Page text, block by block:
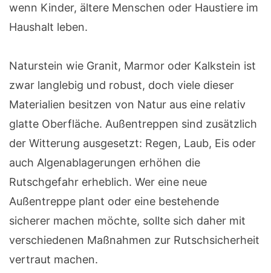
wenn Kinder, ältere Menschen oder Haustiere im
Haushalt leben.
Naturstein wie Granit, Marmor oder Kalkstein ist
zwar langlebig und robust, doch viele dieser
Materialien besitzen von Natur aus eine relativ
glatte Oberfläche. Außentreppen sind zusätzlich
der Witterung ausgesetzt: Regen, Laub, Eis oder
auch Algenablagerungen erhöhen die
Rutschgefahr erheblich. Wer eine neue
Außentreppe plant oder eine bestehende
sicherer machen möchte, sollte sich daher mit
verschiedenen Maßnahmen zur Rutschsicherheit
vertraut machen.